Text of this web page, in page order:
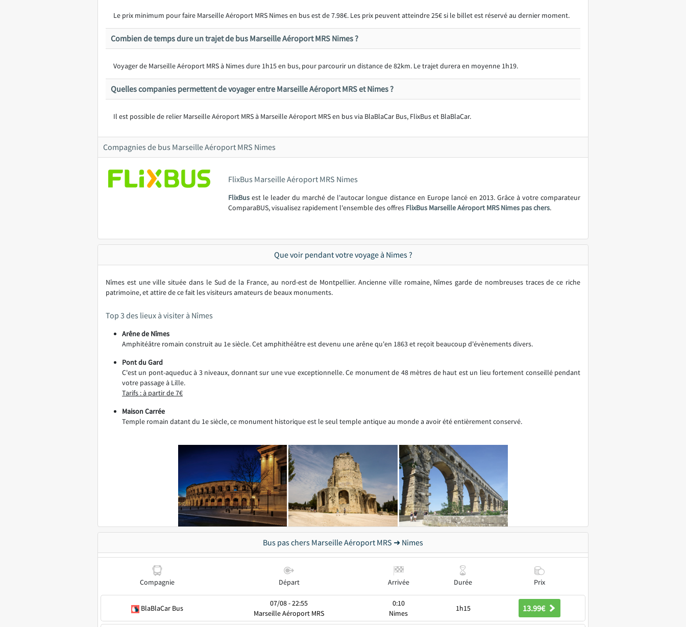
Le prix minimum pour faire Marseille Aéroport MRS Nimes en bus est de 7.98€. Les prix peuvent atteindre 25€ si le billet est réservé au dernier moment.
Combien de temps dure un trajet de bus Marseille Aéroport MRS Nimes ?
Voyager de Marseille Aéroport MRS à Nimes dure 1h15 en bus, pour parcourir un distance de 82km. Le trajet durera en moyenne 1h19.
Quelles companies permettent de voyager entre Marseille Aéroport MRS et Nimes ?
Il est possible de relier Marseille Aéroport MRS à Marseille Aéroport MRS en bus via BlaBlaCar Bus, FlixBus et BlaBlaCar.
Compagnies de bus Marseille Aéroport MRS Nimes
FlixBus Marseille Aéroport MRS Nimes
FlixBus est le leader du marché de l'autocar longue distance en Europe lancé en 2013. Grâce à votre comparateur
ComparaBUS, visualisez rapidement l'ensemble des offres FlixBus Marseille Aéroport MRS Nimes pas chers.
Que voir pendant votre voyage à Nimes ?
Nîmes est une ville située dans le Sud de la France, au nord-est de Montpellier. Ancienne ville romaine, Nîmes garde de nombreuses traces de ce riche
patrimoine, et attire de ce fait les visiteurs amateurs de beaux monuments.
Top 3 des lieux à visiter à Nîmes
Arêne de Nîmes
Amphitéâtre romain construit au 1e siècle. Cet amphithéâtre est devenu une arêne qu'en 1863 et reçoit beaucoup d'évènements divers.
Pont du Gard
C'est un pont-aqueduc à 3 niveaux, donnant sur une vue exceptionnelle. Ce monument de 48 mètres de haut est un lieu fortement conseillé pendant
votre passage à Lille.
Tarifs : à partir de 7€
Maison Carrée
Temple romain datant du 1e siècle, ce monument historique est le seul temple antique au monde a avoir été entièrement conservé.
Bus pas chers Marseille Aéroport MRS ➜ Nimes
Compagnie Départ Arrivée Durée Prix
BlaBlaCar Bus
07/08 - 22:55
Marseille Aéroport MRS
0:10
Nimes
1h15 13.99€